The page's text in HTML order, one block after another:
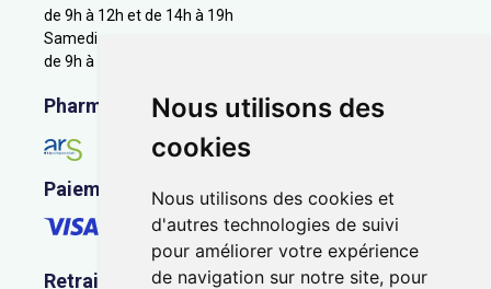
Nous utilisons des
cookies
Nous utilisons des cookies et
d'autres technologies de suivi
pour améliorer votre expérience
de navigation sur notre site, pour
de 9h à 12h et de 14h à 19h
Samedi
de 9h à 12h
Pharmacie en ligne agréée
Paiement sécurisé
Retrait - Livraison